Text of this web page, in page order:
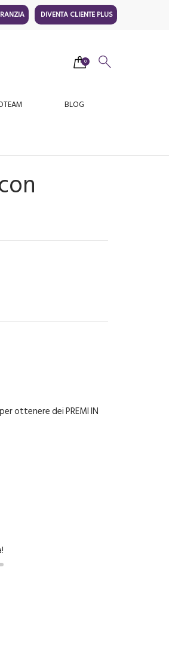
DIVENTA CLIENTE PLUS
0
BLOG
ottenere dei PREMI IN